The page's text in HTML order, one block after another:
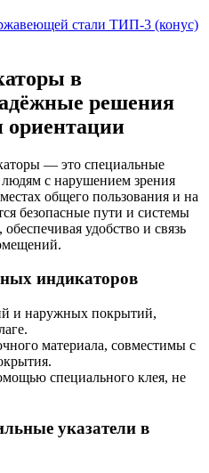
стали ТИП-3 (конус)
в
решения
ориентации
— это специальные
с нарушением зрения
общего пользования и на
безопасные пути и системы
удобство и связь
индикаторов
и наружных покрытий,
материала, совместимы с
специального клея, не
указатели в